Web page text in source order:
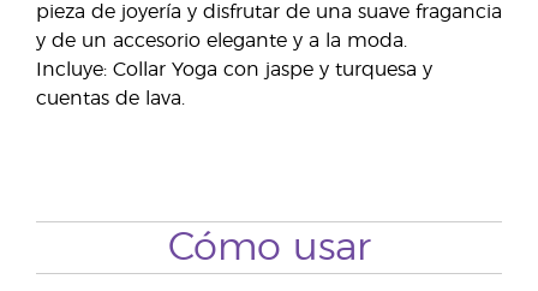
pieza de joyería y disfrutar de una suave fragancia
y de un accesorio elegante y a la moda.
Incluye: Collar Yoga con jaspe y turquesa y
cuentas de lava.
Cómo usar